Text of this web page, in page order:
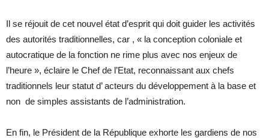
Il se réjouit de cet nouvel état d’esprit qui doit guider les activités
des autorités traditionnelles, car , « la conception coloniale et
autocratique de la fonction ne rime plus avec nos enjeux de
l’heure », éclaire le Chef de l’Etat, reconnaissant aux chefs
traditionnels leur statut d’ acteurs du développement à la base et
non de simples assistants de l’administration.
En fin, le Président de la République exhorte les gardiens de nos